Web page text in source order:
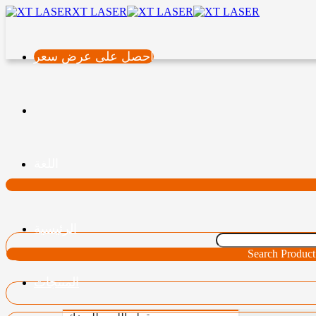
XT LASER
احصل على عرض سعر
الرئيسية
المنتجات
Search Product